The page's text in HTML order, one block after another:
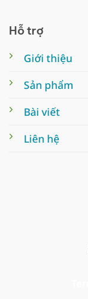
Hỗ trợ
Giới thiệu
Sản phẩm
Bài viết
Liên hệ